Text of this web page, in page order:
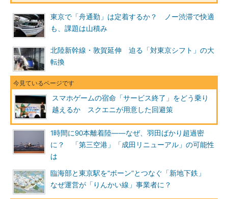
東京で「舟通勤」は定着するか？ ノー渋滞で快適
も、課題は山積み
北陸新幹線・敦賀延伸 迫る「対東京シフト」の大
転換
スマホゲームの宿命「サービス終了」をどう乗り
越えるか スクエニが用意した回避策
1時間に90本離着陸――なぜ、羽田ばかり超過密
に？ 「第三空港」「成田リニューアル」の可能性
は
臨海部と東京駅を“ボーン”とつなぐ「新地下鉄」
なぜ運営が「りんかい線」事業者に？